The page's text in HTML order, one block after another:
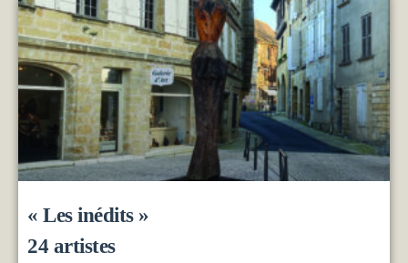
« Les inédits »
24 artistes